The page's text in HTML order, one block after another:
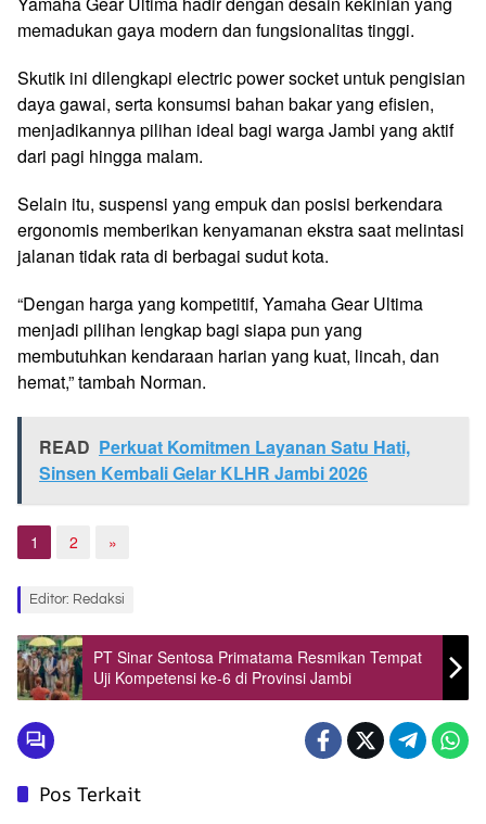
memadukan gaya modern dan fungsionalitas tinggi.
Skutik ini dilengkapi electric power socket untuk pengisian
daya gawai, serta konsumsi bahan bakar yang efisien,
menjadikannya pilihan ideal bagi warga Jambi yang aktif
dari pagi hingga malam.
Selain itu, suspensi yang empuk dan posisi berkendara
ergonomis memberikan kenyamanan ekstra saat melintasi
jalanan tidak rata di berbagai sudut kota.
“Dengan harga yang kompetitif, Yamaha Gear Ultima
menjadi pilihan lengkap bagi siapa pun yang
membutuhkan kendaraan harian yang kuat, lincah, dan
hemat,” tambah Norman.
READ Perkuat Komitmen Layanan Satu Hati,
Sinsen Kembali Gelar KLHR Jambi 2026
1 2 »
Editor: Redaksi
PT Sinar Sentosa Primatama Resmikan Tempat
Uji Kompetensi ke-6 di Provinsi Jambi
Pos Terkait